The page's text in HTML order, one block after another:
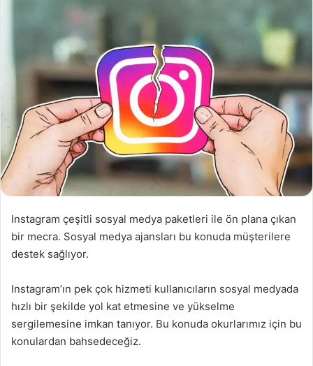
Instagram çeşitli sosyal medya paketleri ile ön plana çıkan
bir mecra. Sosyal medya ajansları bu konuda müşterilere
destek sağlıyor.
Instagram’ın pek çok hizmeti kullanıcıların sosyal medyada
hızlı bir şekilde yol kat etmesine ve yükselme
sergilemesine imkan tanıyor. Bu konuda okurlarımız için bu
konulardan bahsedeceğiz.